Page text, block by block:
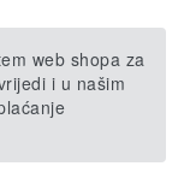
web shopa za
i u našim